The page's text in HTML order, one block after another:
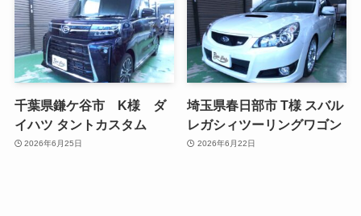
千葉県鎌ケ谷市 K様 ダ
イハツ タントカスタム
2026年6月25日
埼玉県春日部市 T様 スバル
レガシィツーリングワゴン
2026年6月22日